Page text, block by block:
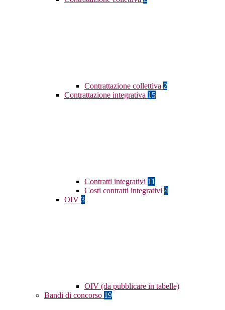
Contrattazione collettiva 2
Contrattazione integrativa 15
Contratti integrativi 11
Costi contratti integrativi 4
OIV 3
OIV (da pubblicare in tabelle)
Bandi di concorso 19